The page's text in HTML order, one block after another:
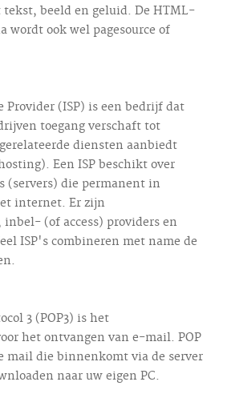
beeld en geluid. De HTML-
wordt ook wel pagesource of
Provider (ISP) is een bedrijf dat
toegang verschaft tot
diensten aanbiedt
Een ISP beschikt over
(servers) die permanent in
internet. Er zijn
(of access) providers en
ISP's combineren met name de
3 (POP3) is het
het ontvangen van e-mail. POP
mail die binnenkomt via de server
naar uw eigen PC.